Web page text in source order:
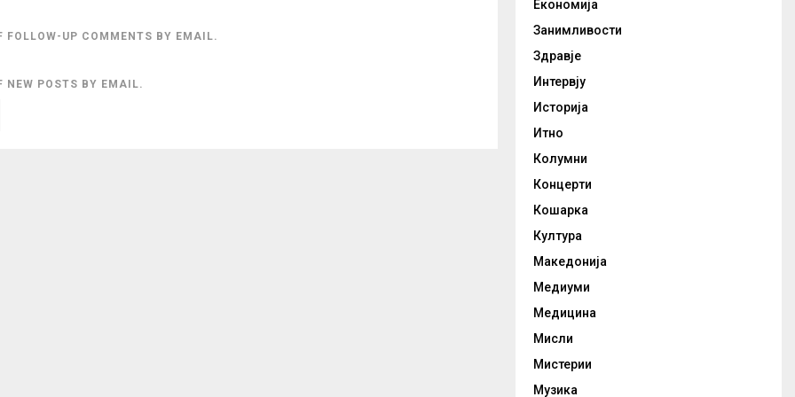
FOLLOW-UP COMMENTS BY EMAIL.
NEW POSTS BY EMAIL.
Економија
Занимливости
Здравје
Интервју
Историја
Итно
Колумни
Концерти
Кошарка
Култура
Македонија
Медиуми
Медицина
Мисли
Мистерии
Музика